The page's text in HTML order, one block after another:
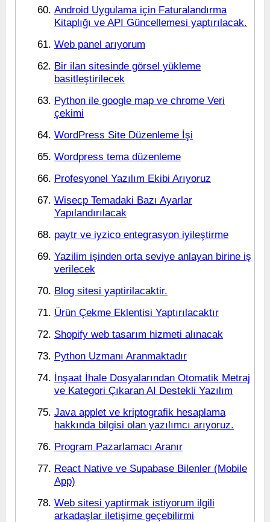
Android Uygulama için Faturalandırma
Kitaplığı ve API Güncellemesi yaptırılacak.
Web panel arıyorum
Bir ilan sitesinde görsel yükleme
basitleştirilecek
Python ile google map ve chrome Veri
çekimi
WordPress Site Düzenleme İşi
Wordpress tema düzenleme
Profesyonel Yazılım Ekibi Arıyoruz
Wisecp Temadaki Bazı Ayarlar
Yapılandırılacak
paytr ve iyzico entegrasyon iyileştirme
Yazilim işinden orta seviye anlayan birine iş
verilecek
Blog sitesi yaptirilacaktir.
Ürün Çekme Eklentisi Yaptırılacaktır
Shopify web tasarım hizmeti alınacak
Python Uzmanı Aranmaktadır
İnşaat İhale Dosyalarından Otomatik Metraj
ve Kategori Çıkaran AI Destekli Yazılım
Java applet ve kriptografik hesaplama
hakkında bilgisi olan yazılımcı arıyoruz.
Program Pazarlamacı Aranır
React Native ve Supabase Bilenler (Mobile
App)
Web sitesi yaptirmak istiyorum ilgili
arkadaşlar iletişime geçebilirmi